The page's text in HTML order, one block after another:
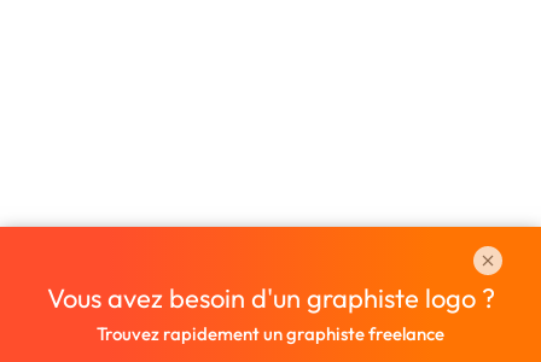
Vous avez besoin d'un graphiste logo ?
Trouvez rapidement un graphiste freelance